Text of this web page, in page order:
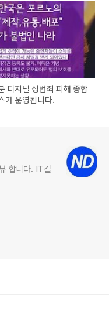
디지털 성범죄 피해 종합
가 운영됩니다.
합니다. IT컬